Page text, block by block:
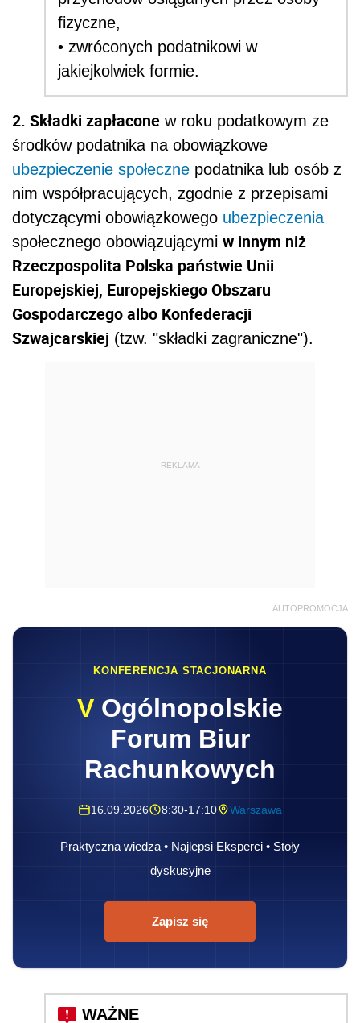
fizyczne,
• zwróconych podatnikowi w
jakiejkolwiek formie.
2. Składki zapłacone w roku podatkowym ze
środków podatnika na obowiązkowe
ubezpieczenie społeczne podatnika lub osób z
nim współpracujących, zgodnie z przepisami
dotyczącymi obowiązkowego ubezpieczenia
społecznego obowiązującymi w innym niż
Rzeczpospolita Polska państwie Unii
Europejskiej, Europejskiego Obszaru
Gospodarczego albo Konfederacji
Szwajcarskiej (tzw. "składki zagraniczne").
REKLAMA
AUTOPROMOCJA
KONFERENCJA STACJONARNA
V Ogólnopolskie
Forum Biur
Rachunkowych
16.09.2026 8:30-17:10 Warszawa
Praktyczna wiedza • Najlepsi Eksperci • Stoły
dyskusyjne
Zapisz się